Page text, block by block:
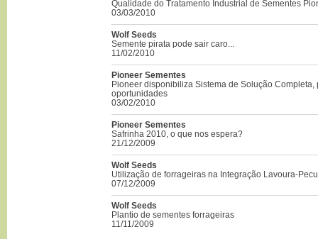
Qualidade do Tratamento Industrial de Sementes
03/03/2010
Wolf Seeds
Semente pirata pode sair caro...
11/02/2010
Pioneer Sementes
Pioneer disponibiliza Sistema de Solução
oportunidades
03/02/2010
Pioneer Sementes
Safrinha 2010, o que nos espera?
21/12/2009
Wolf Seeds
Utilização de forrageiras na Integração Lavoura-
07/12/2009
Wolf Seeds
Plantio de sementes forrageiras
11/11/2009